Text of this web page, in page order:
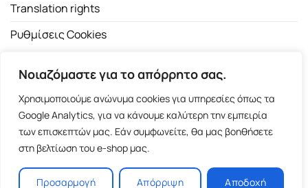
Νοιαζόμαστε για το απόρρητο σας.
Χρησιμοποιούμε ανώνυμα cookies για υπηρεσίες όπως τα
Google Analytics, για να κάνουμε καλύτερη την εμπειρία
των επισκεπτών μας. Εάν συμφωνείτε, θα μας βοηθήσετε
στη βελτίωση του e-shop μας.
Προσαρμογή Απόρριψη Αποδοχή
Translation rights
Ρυθμίσεις Cookies
Copyright 2026 ©Εκδοτικός Οίκος Α.Α. Λιβάνη| All rights
reserved.
Σόλωνος 98, 10680 Αθήνα | Τ:2103661200- F: 2103617791